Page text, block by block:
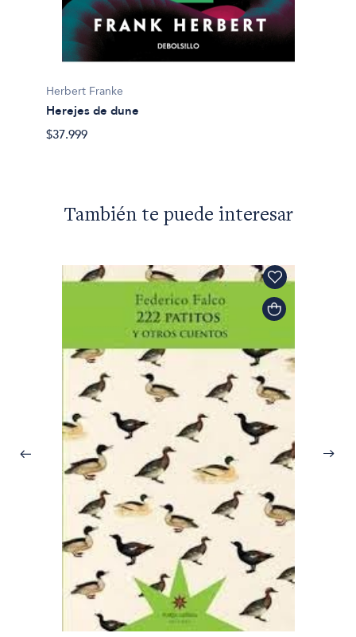
Herbert Franke
Herejes de dune
$37.999
También te puede interesar